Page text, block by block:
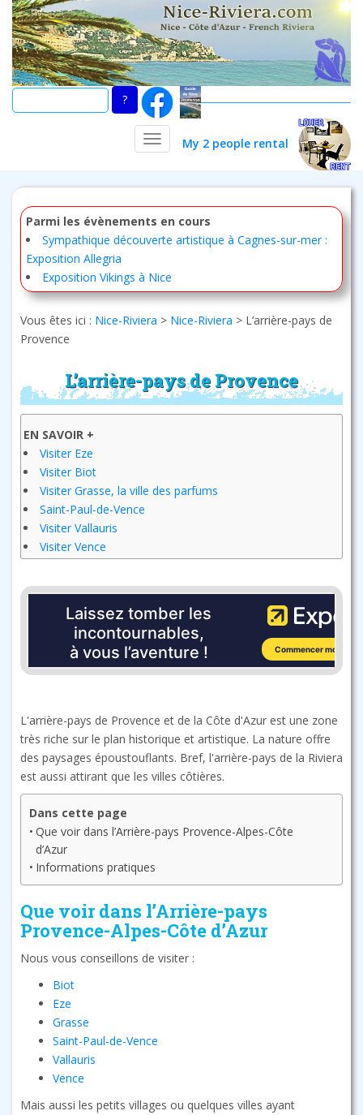
Skip
main
content
My 2 people rental
TOGGLE NAVIGATION
Parmi les évènements en cours
Sympathique découverte artistique à Cagnes-sur-mer :
Exposition Allegria
Exposition Vikings à Nice
Vous êtes ici : Nice-Riviera > Nice-Riviera > L’arrière-pays de
Provence
L’arrière-pays de Provence
EN SAVOIR +
Visiter Eze
Visiter Biot
Visiter Grasse, la ville des parfums
Saint-Paul-de-Vence
Visiter Vallauris
Visiter Vence
L'arrière-pays de Provence et de la Côte d'Azur est une zone
très riche sur le plan historique et artistique. La nature offre
des paysages époustouflants. Bref, l'arrière-pays de la Riviera
est aussi attirant que les villes côtières.
Dans cette page
Que voir dans l’Arrière-pays Provence-Alpes-Côte
d’Azur
Informations pratiques
Que voir dans l’Arrière-pays
Provence-Alpes-Côte d’Azur
Nous vous conseillons de visiter :
Biot
Eze
Grasse
Saint-Paul-de-Vence
Vallauris
Vence
Mais aussi les petits villages ou quelques villes ayant